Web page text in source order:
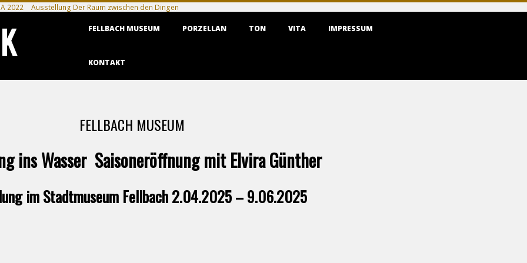
2022 Ausstellung Der Raum zwischen den Dingen
FELLBACH MUSEUM PORZELLAN TON VITA IMPRESSUM
KONTAKT
FELLBACH MUSEUM
ins Wasser Saisoneröffnung mit Elvira Günther
im Stadtmuseum Fellbach 2.04.2025 – 9.06.2025